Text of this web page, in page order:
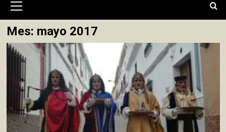
primario
Mes: mayo 2017